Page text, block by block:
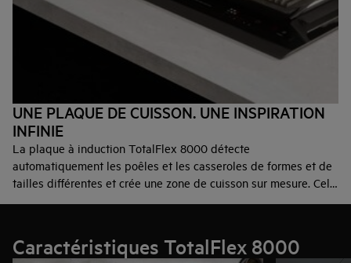
UNE PLAQUE DE CUISSON. UNE INSPIRATION
INFINIE
La plaque à induction TotalFlex 8000 détecte
automatiquement les poêles et les casseroles de formes et de
tailles différentes et crée une zone de cuisson sur mesure. Cela
Caractéristiques TotalFlex 8000